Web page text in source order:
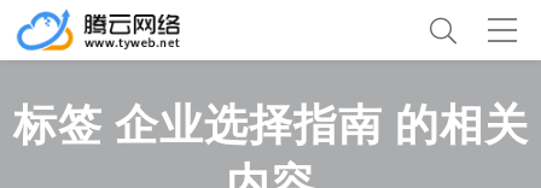
标签 企业选择指南 的相关